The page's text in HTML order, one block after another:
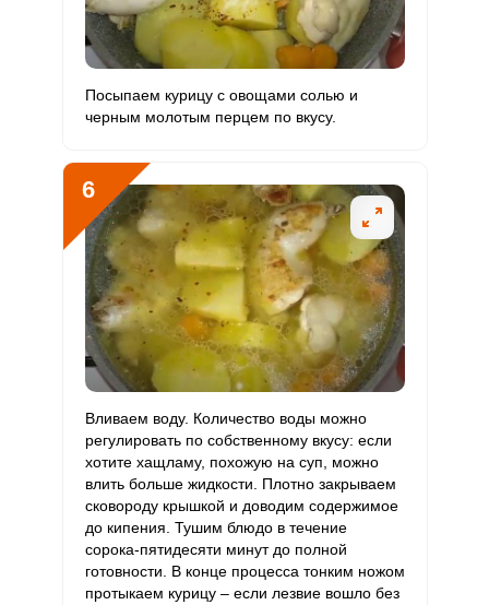
Посыпаем курицу с овощами солью и
черным молотым перцем по вкусу.
6
Вливаем воду. Количество воды можно
регулировать по собственному вкусу: если
хотите хащламу, похожую на суп, можно
влить больше жидкости. Плотно закрываем
сковороду крышкой и доводим содержимое
до кипения. Тушим блюдо в течение
сорока-пятидесяти минут до полной
готовности. В конце процесса тонким ножом
протыкаем курицу – если лезвие вошло без